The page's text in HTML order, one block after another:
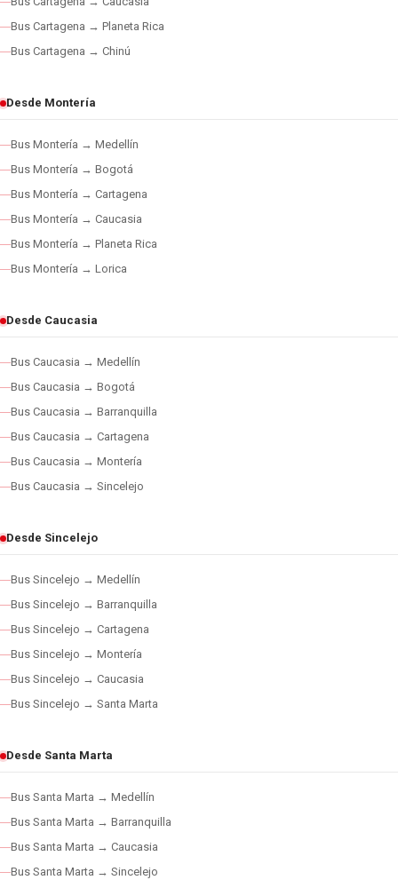
Bus Cartagena → Planeta Rica
Bus Cartagena → Chinú
Desde Montería
Bus Montería → Medellín
Bus Montería → Bogotá
Bus Montería → Cartagena
Bus Montería → Caucasia
Bus Montería → Planeta Rica
Bus Montería → Lorica
Desde Caucasia
Bus Caucasia → Medellín
Bus Caucasia → Bogotá
Bus Caucasia → Barranquilla
Bus Caucasia → Cartagena
Bus Caucasia → Montería
Bus Caucasia → Sincelejo
Desde Sincelejo
Bus Sincelejo → Medellín
Bus Sincelejo → Barranquilla
Bus Sincelejo → Cartagena
Bus Sincelejo → Montería
Bus Sincelejo → Caucasia
Bus Sincelejo → Santa Marta
Desde Santa Marta
Bus Santa Marta → Medellín
Bus Santa Marta → Barranquilla
Bus Santa Marta → Caucasia
Bus Santa Marta → Sincelejo